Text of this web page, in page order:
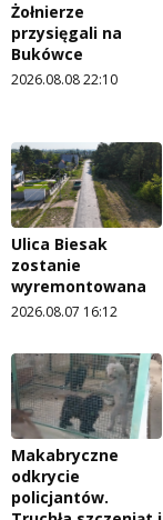
Żołnierze
przysięgali na
Bukówce
2026.08.08 22:10
Ulica Biesak
zostanie
wyremontowana
2026.08.07 16:12
Makabryczne
odkrycie
policjantów.